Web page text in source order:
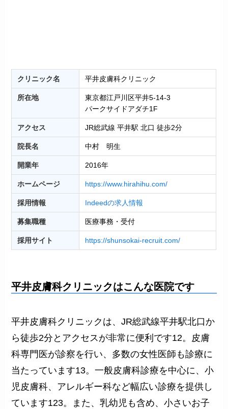
クリニック名 平井皮膚科クリニック
所在地
東京都江戸川区平井5-14-3
パークサイドアダチ1F
アクセス JR総武線 平井駅 北口 徒歩2分
院長名 中村 明生
開業年 2016年
ホームページ https://www.hirahihu.com/
採用情報 Indeedの求人情報
募集職種 医療事務・受付
採用サイト https://shunsokai-recruit.com/
平井皮膚科クリニックはこんな医院です
平井皮膚科クリニックは、JR総武線平井駅北口か
ら徒歩2分とアクセスが非常に便利です12。皮膚
科専門医が診察を行い、多数の女性医師も診療に
当たっています13。一般皮膚科診療を中心に、小
児皮膚科、アレルギー科など幅広い診療を提供し
ています123。また、乳幼児も含め、小さいお子